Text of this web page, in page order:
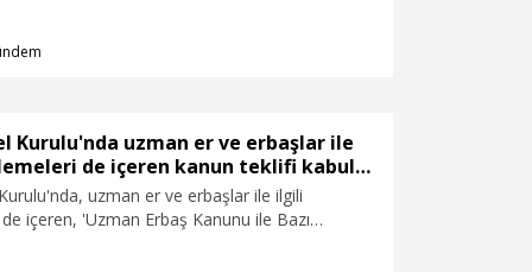
bulunduğu belirlenen suç örgütüne yönelik
Kurulu'nda uzman er ve erbaşlar ile
de içeren kanun teklifi kabul
uzman er ve erbaşlar ile ilgili
içeren, 'Uzman Erbaş Kanunu ile Bazı